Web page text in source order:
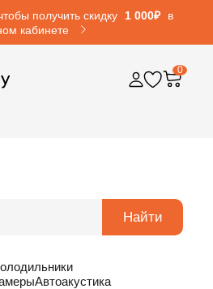
получить скидку 1 000₽
в
кабинете
0
Найти
Автоакустика